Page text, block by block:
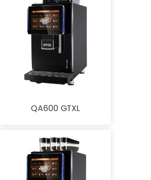
QA600 GTXL